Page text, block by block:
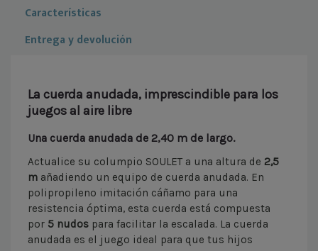
Características
Entrega y devolución
La cuerda anudada, imprescindible para los
juegos al aire libre
Una cuerda anudada de 2,40 m de largo.
Actualice su columpio SOULET a una altura de 2,5
m añadiendo un equipo de cuerda anudada. En
polipropileno imitación cáñamo para una
resistencia óptima, esta cuerda está compuesta
por 5 nudos para facilitar la escalada. La cuerda
anudada es el juego ideal para que tus hijos